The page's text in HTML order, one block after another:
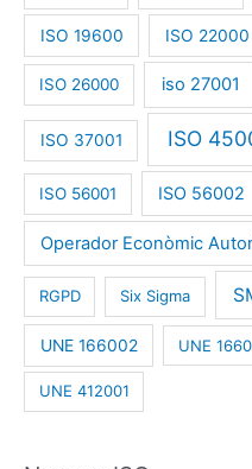
ISO 19600 ISO 22000
ISO 26000 iso 27001
ISO 37001 ISO
ISO 56001 ISO 56002
Operador Econòmic
RGPD Six Sigma
UNE 166002 UNE
UNE 412001